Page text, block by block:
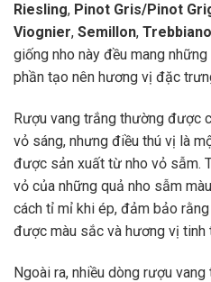
Riesling, Pinot Gris/Pinot
Viognier, Semillon,
giống nho này đều mang
phần tạo nên hương vị đặc
Rượu vang trắng thường được
vỏ sáng, nhưng điều thú vị là
được sản xuất từ nho vỏ sẫm.
vỏ của những quả nho sẫm
cách tỉ mỉ khi ép, đảm bảo
được màu sắc và hương vị tinh
Ngoài ra, nhiều dòng rượu